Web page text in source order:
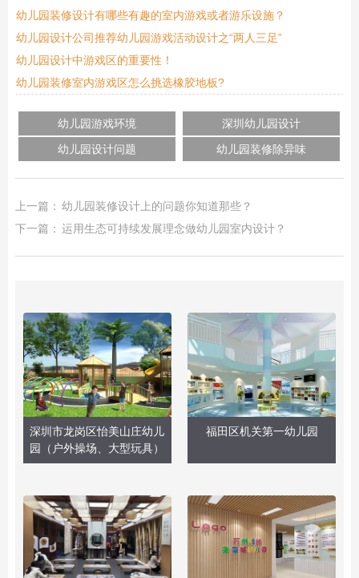
幼儿园装修设计有哪些有趣的室内游戏或者游乐设施？
幼儿园设计公司推荐幼儿园游戏活动设计之“两人三足”
幼儿园设计中游戏区的重要性！
幼儿园装修室内游戏区怎么挑选橡胶地板?
幼儿园游戏环境
深圳幼儿园设计
幼儿园设计问题
幼儿园装修除异味
上一篇： 幼儿园装修设计上的问题你知道那些？
下一篇： 运用生态可持续发展理念做幼儿园室内设计？
深圳市龙岗区怡美山庄幼儿
园（户外操场、大型玩具）
福田区机关第一幼儿园